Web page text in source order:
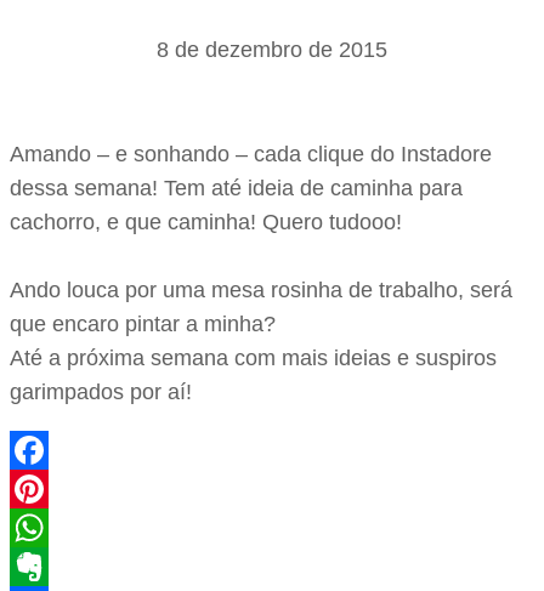
8 de dezembro de 2015
Amando – e sonhando – cada clique do Instadore
dessa semana! Tem até ideia de caminha para
cachorro, e que caminha! Quero tudooo!
Ando louca por uma mesa rosinha de trabalho, será
que encaro pintar a minha?
Até a próxima semana com mais ideias e suspiros
garimpados por aí!
Facebook
Pinterest
WhatsApp